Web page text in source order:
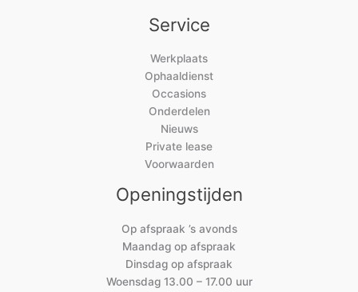
Service
Werkplaats
Ophaaldienst
Occasions
Onderdelen
Nieuws
Private lease
Voorwaarden
Openingstijden
Op afspraak ’s avonds
Maandag op afspraak
Dinsdag op afspraak
Woensdag 13.00 – 17.00 uur